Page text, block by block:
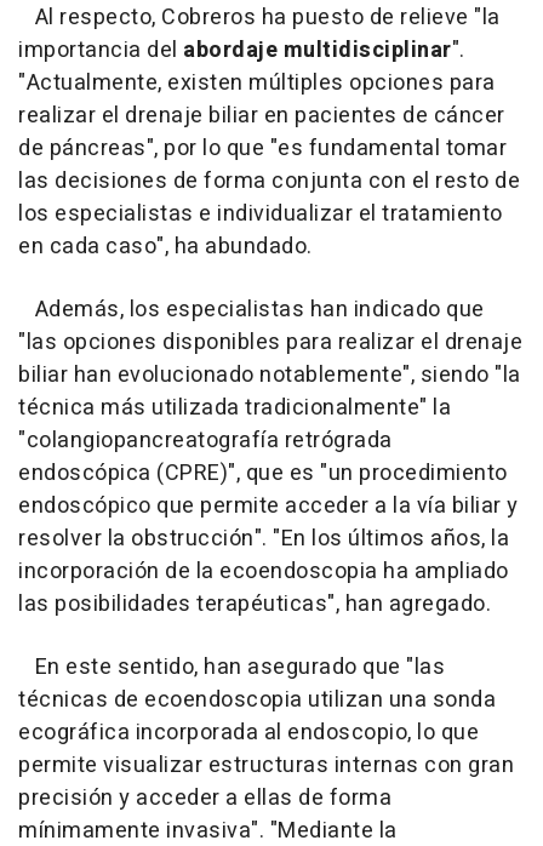
Al respecto, Cobreros ha puesto de relieve "la
importancia del abordaje multidisciplinar".
"Actualmente, existen múltiples opciones para
realizar el drenaje biliar en pacientes de cáncer
de páncreas", por lo que "es fundamental tomar
las decisiones de forma conjunta con el resto de
los especialistas e individualizar el tratamiento
en cada caso", ha abundado.
Además, los especialistas han indicado que
"las opciones disponibles para realizar el drenaje
biliar han evolucionado notablemente", siendo "la
técnica más utilizada tradicionalmente" la
"colangiopancreatografía retrógrada
endoscópica (CPRE)", que es "un procedimiento
endoscópico que permite acceder a la vía biliar y
resolver la obstrucción". "En los últimos años, la
incorporación de la ecoendoscopia ha ampliado
las posibilidades terapéuticas", han agregado.
En este sentido, han asegurado que "las
técnicas de ecoendoscopia utilizan una sonda
ecográfica incorporada al endoscopio, lo que
permite visualizar estructuras internas con gran
precisión y acceder a ellas de forma
mínimamente invasiva". "Mediante la